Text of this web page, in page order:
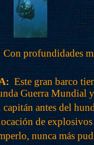
Con profundidades
Este gran barco
Guerra Mundial
antes del
de
nunca más